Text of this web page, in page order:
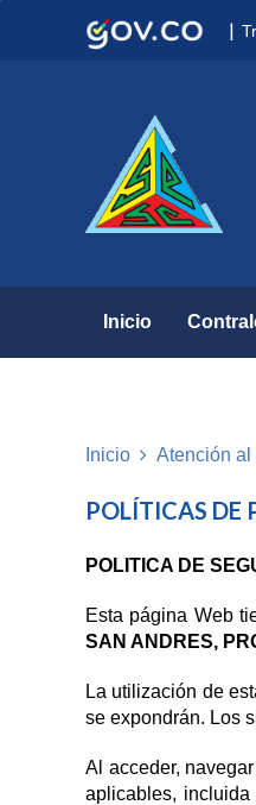
accesibilidad.
F11
el
|
Inicio
Inicio Atención
POLÍTICAS DE
POLITICA DE
Esta página Web
SAN ANDRES,
La utilización de
se expondrán. Los
Al acceder,
aplicables,